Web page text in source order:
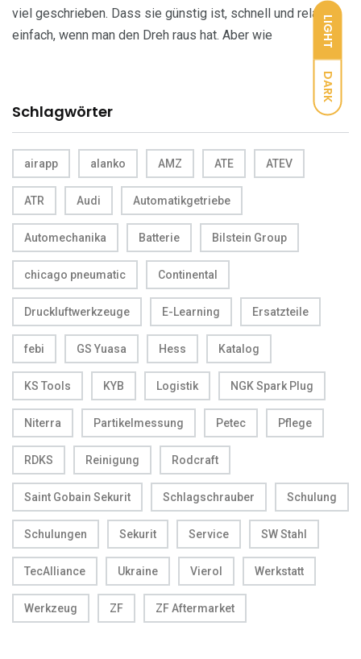
LIGHT
DARK
Schlagwörter
airapp alanko AMZ ATE ATEV
ATR Audi Automatikgetriebe
Automechanika Batterie Bilstein Group
chicago pneumatic Continental
Druckluftwerkzeuge E-Learning Ersatzteile
febi GS Yuasa Hess Katalog
KS Tools KYB Logistik NGK Spark Plug
Niterra Partikelmessung Petec Pflege
RDKS Reinigung Rodcraft
Saint Gobain Sekurit Schlagschrauber Schulung
Schulungen Sekurit Service SW Stahl
TecAlliance Ukraine Vierol Werkstatt
Werkzeug ZF ZF Aftermarket
viel geschrieben. Dass sie günstig ist, schnell und relativ
einfach, wenn man den Dreh raus hat. Aber wie